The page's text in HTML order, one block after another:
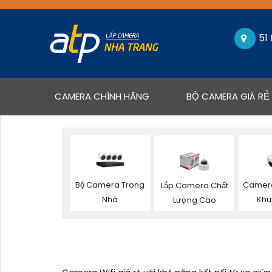
CAMERA CHÍNH HÃNG(CURRENT)BỘ CAMERA GIÁ RẺ
Bộ Camera Trong
Nhà
Lắp Camera Chất
Lượng Cao